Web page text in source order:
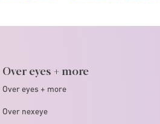
Over eyes + more
Over eyes + more
Over nexeye